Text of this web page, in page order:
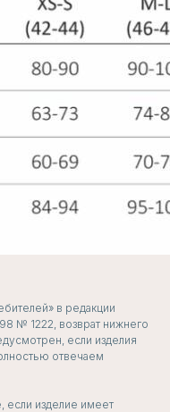
в редакции
№ 1222, возврат нижнего
если изделия
отвечаем
если изделие имеет